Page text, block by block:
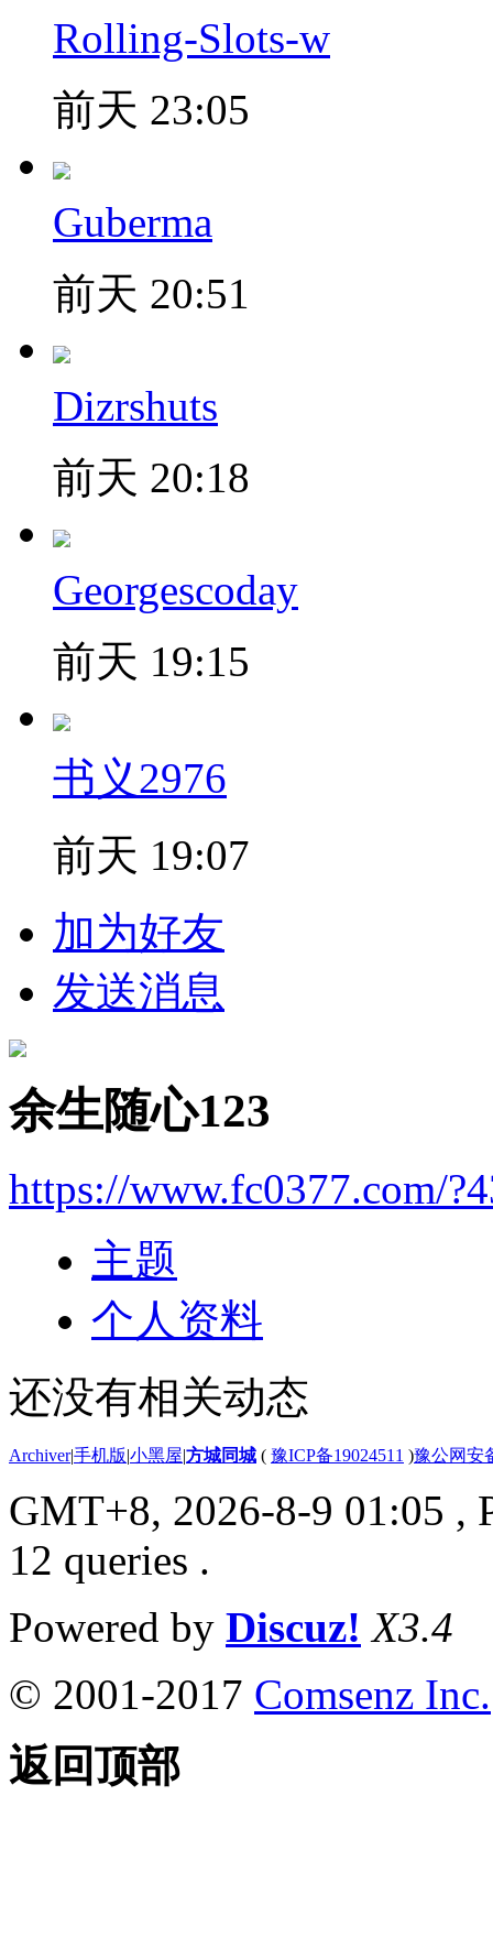
Rolling-Slots-w
前天 23:05
Guberma
前天 20:51
Dizrshuts
前天 20:18
Georgescoday
前天 19:15
书义2976
前天 19:07
加为好友
发送消息
余生随心123
https://www.fc0377.com/
主题
个人资料
还没有相关动态
Archiver|手机版|小黑屋|方城同城 ( 豫ICP备19024511 )豫公网安
GMT+8, 2026-8-9 01:05 ,
12 queries .
Powered by Discuz! X3.4
© 2001-2017 Comsenz Inc.
返回顶部